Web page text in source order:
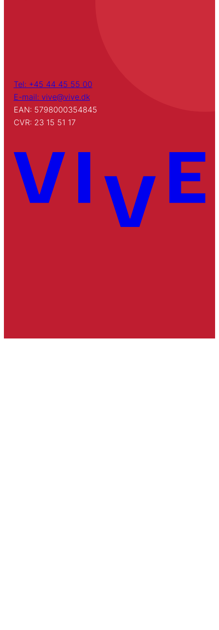
Tel: +45 44 45 55 00
E-mail: vive@vive.dk
EAN: 5798000354845
CVR: 23 15 51 17